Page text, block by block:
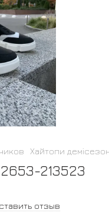
Хайтопи
213523
отзыв